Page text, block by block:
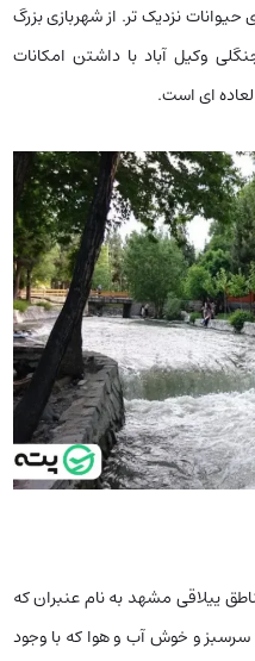
نزدیک تر. از شهربازی بزرگ
وکیل آباد با داشتن امکانات
ای است.
ییلاقی مشهد به نام عنبران که
و خوش آب و هوا که با وجود